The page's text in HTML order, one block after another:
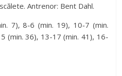
Antrenor: Bent Dahl.
7), 8-6 (min. 19), 10-7 (min.
(min. 36), 13-17 (min. 41), 16-